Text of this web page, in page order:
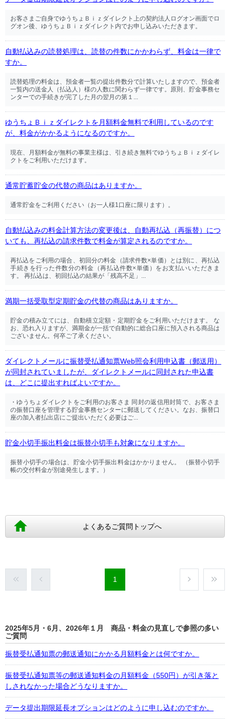
お客さまご自身でゆうちょＢｉｚダイレクト上の契約法人ログオン画面でロ
グオン後、ゆうちょＢｉｚダイレクト内でお申し込みいただきます。
自動払込みの読替処理は、読替の件数にかかわらず、料金は一律で
すか。
読替処理の料金は、預金者一覧の提出件数分で計算いたしますので、預金者
一覧内の送金人（払込人）様の人数に関わらず一律です。原則、貯金事務セ
ンターでの手続きが完了した月の翌月の第１...
ゆうちょＢｉｚダイレクトを月額料金無料で利用しているのです
が、料金がかかるようになるのですか。
現在、月額料金が無料の事業主様は、引き続き無料でゆうちょＢｉｚダイレ
クトをご利用いただけます。
通常貯蓄貯金の代替の商品はありますか。
通常貯金をご利用ください（お一人様1口座に限ります）。
自動払込みの料金計算方法の変更後は、自動再払込（再振替）につ
いても、再払込の請求件数で料金が算定されるのですか。
再払込をご利用の場合、初回分の料金（請求件数×単価）とは別に、再払込
手続きを行った件数分の料金（再払込件数×単価）をお支払いいただきま
す。 再払込は、初回払込の結果が「残高不足」...
満期一括受取型定期貯金の代替の商品はありますか。
貯金の積み立てには、自動積立定額・定期貯金をご利用いただけます。 な
お、恐れ入りますが、満期金が一括で自動的に総合口座に預入される商品は
ございません。何卒ご了承ください。
ダイレクトメールに振替受払通知票Web照会利用申込書（郵送用）
が同封されていましたが、ダイレクトメールに同封された申込書
は、どこに提出すればよいですか。
・ゆうちょダイレクトをご利用のお客さま 同封の返信用封筒で、お客さま
の振替口座を管理する貯金事務センターに郵送してください。なお、振替口
座の加入者払出店にご提出いただく必要はご...
貯金小切手振出料金は振替小切手も対象になりますか。
振替小切手の場合は、貯金小切手振出料金はかかりません。 （振替小切手
帳の交付料金が別途発生します。）
よくあるご質問トップへ
1
2025年5月・6月、2026年１月 商品・料金の見直しで参照の多い
ご質問
振替受払通知票の郵送通知にかかる月額料金とは何ですか。
振替受払通知票等の郵送通知料金の月額料金（550円）が引き落と
しされなかった場合どうなりますか。
データ提出期限延長オプションはどのように申し込むのですか。